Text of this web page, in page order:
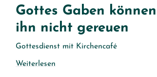
Gottes Gaben können
ihn nicht gereuen
Gottesdienst mit Kirchencafé
Weiterlesen